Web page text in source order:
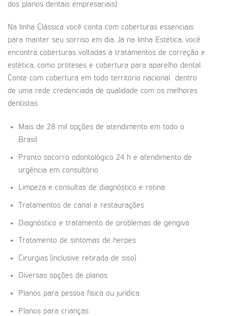
dos planos dentais empresariais).
Na linha Clássica você conta com coberturas essenciais
para manter seu sorriso em dia. Já na linha Estética, você
encontra coberturas voltadas à tratamentos de correção e
estética, como próteses e cobertura para aparelho dental.
Conte com cobertura em todo território nacional dentro
de uma rede credenciada de qualidade com os melhores
dentistas.
Mais de 28 mil opções de atendimento em todo o
Brasil
Pronto socorro odontológico 24 h e atendimento de
urgência em consultório
Limpeza e consultas de diagnóstico e rotina
Tratamentos de canal e restaurações
Diagnóstico e tratamento de problemas de gengiva
Tratamento de sintomas de herpes
Cirurgias (inclusive retirada de siso)
Diversas opções de planos
Planos para pessoa física ou jurídica
Planos para crianças